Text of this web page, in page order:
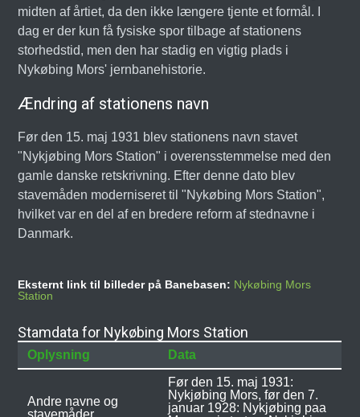
midten af årtiet, da den ikke længere tjente et formål. I
dag er der kun få fysiske spor tilbage af stationens
storhedstid, men den har stadig en vigtig plads i
Nykøbing Mors' jernbanehistorie.
Ændring af stationens navn
Før den 15. maj 1931 blev stationens navn stavet
"Nykjøbing Mors Station" i overensstemmelse med den
gamle danske retskrivning. Efter denne dato blev
stavemåden moderniseret til "Nykøbing Mors Station",
hvilket var en del af en bredere reform af stednavne i
Danmark.
Eksternt link til billeder på Banebasen: Nykøbing Mors
Station
Stamdata for Nykøbing Mors Station
Oplysning Data
Andre navne og
stavemåder
Før den 15. maj 1931:
Nykjøbing Mors, før den 7.
januar 1928: Nykjøbing paa